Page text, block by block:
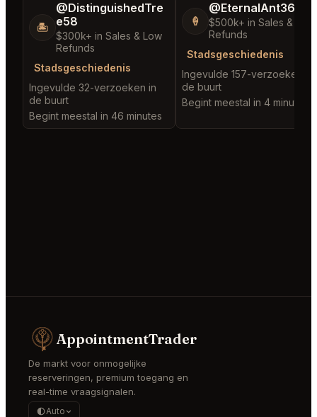
🏝️
@DistinguishedTre
e58
$300k+ in Sales & Low
Refunds
Stadsgeschiedenis
Ingevulde 32-verzoeken in
de buurt
Begint meestal in 46 minutes
🍦
@EternalAnt36
$500k+ in Sales & Low
Refunds
Stadsgeschiedenis
Ingevulde 157-verzoeken in
de buurt
Begint meestal in 4 minutes
AppointmentTrader
De markt voor onmogelijke
reserveringen, premium toegang en
real-time vraagsignalen.
Auto